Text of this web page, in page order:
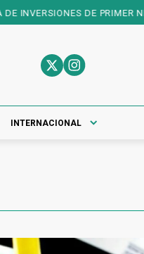
PRIMER NIVEL! DESCARGALA
INTERNACIONAL